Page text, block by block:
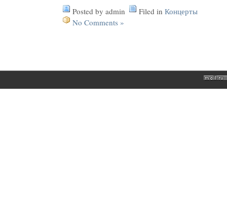
Posted by admin Filed in Концерты
No Comments »